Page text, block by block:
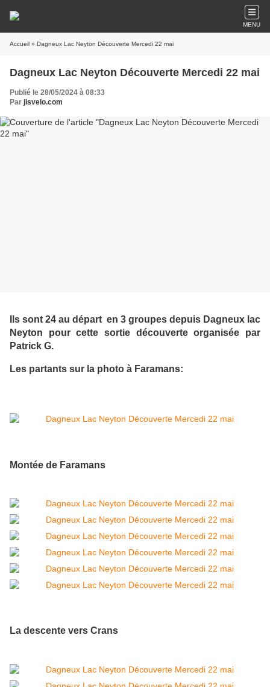
MENU
Accueil » Dagneux Lac Neyton Découverte Mercedi 22 mai
Dagneux Lac Neyton Découverte Mercedi 22 mai
Publié le 28/05/2024 à 08:33
Par jlsvelo.com
Ils sont 24 au départ en 3 groupes depuis Dagneux lac
Neyton pour cette sortie découverte organisée par
Patrick G.
Les partants sur la photo à Faramans:
Montée de Faramans
La descente vers Crans